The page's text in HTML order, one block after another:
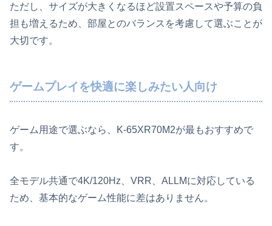
ただし、サイズが大きくなるほど設置スペースや予算の負
担も増えるため、部屋とのバランスを考慮して選ぶことが
大切です。
ゲームプレイを快適に楽しみたい人向け
ゲーム用途で選ぶなら、K-65XR70M2が最もおすすめで
す。
全モデル共通で4K/120Hz、VRR、ALLMに対応している
ため、基本的なゲーム性能に差はありません。